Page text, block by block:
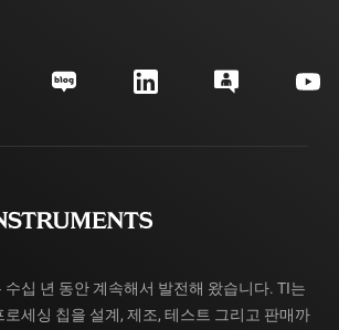
십 년 동안 계속해서 발전해 왔습니다. TI는
세싱 칩을 설계, 제조, 테스트 그리고 판매까